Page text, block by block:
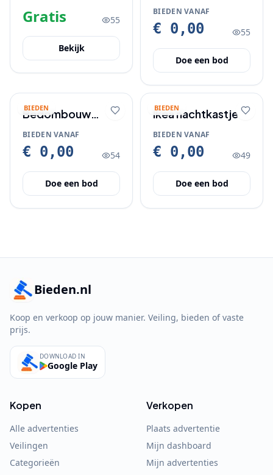
modern
Gratis 55
Bekijk
mooi
BIEDEN VANAF
€ 0,00 55
Doe een bod
BIEDEN
Bedombouw
200x180
BIEDEN VANAF
€ 0,00 54
Doe een bod
BIEDEN
Ikea nachtkastje
BIEDEN VANAF
€ 0,00 49
Doe een bod
Bieden.nl
Koop en verkoop op jouw manier. Veiling, bieden of vaste
prijs.
DOWNLOAD IN
Google Play
Kopen
Alle advertenties
Veilingen
Categorieën
Verkopen
Plaats advertentie
Mijn dashboard
Mijn advertenties